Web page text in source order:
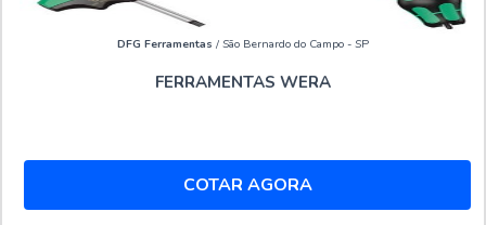
DFG Ferramentas / São Bernardo do Campo - SP
FERRAMENTAS WERA
COTAR AGORA